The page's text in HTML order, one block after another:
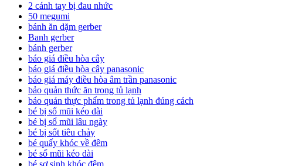
2 cánh tay bị đau nhức
50 megumi
bánh ăn dặm gerber
Banh gerber
bánh gerber
báo giá điều hòa cây
báo giá điều hòa cây panasonic
báo giá máy điều hòa âm trần panasonic
bảo quản thức ăn trong tủ lạnh
bảo quản thực phẩm trong tủ lạnh đúng cách
bé bị sổ mũi kéo dài
bé bị sổ mũi lâu ngày
bé bị sốt tiêu chảy
bé quấy khóc về đêm
bé sổ mũi kéo dài
bé sơ sinh khóc đêm